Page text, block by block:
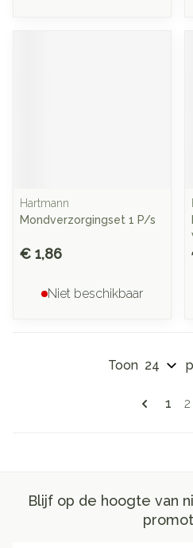
Hartmann
Mondverzorgingset 1 P/s
€ 1,86
Niet beschikbaar
U
1 2
Toon
Blijf op de hoogte van